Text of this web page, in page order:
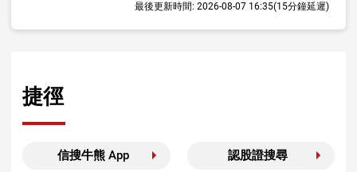
最後更新時間: 2026-08-07 16:35(15分鐘延遲)
捷徑
信搜牛熊 App 認股證搜尋